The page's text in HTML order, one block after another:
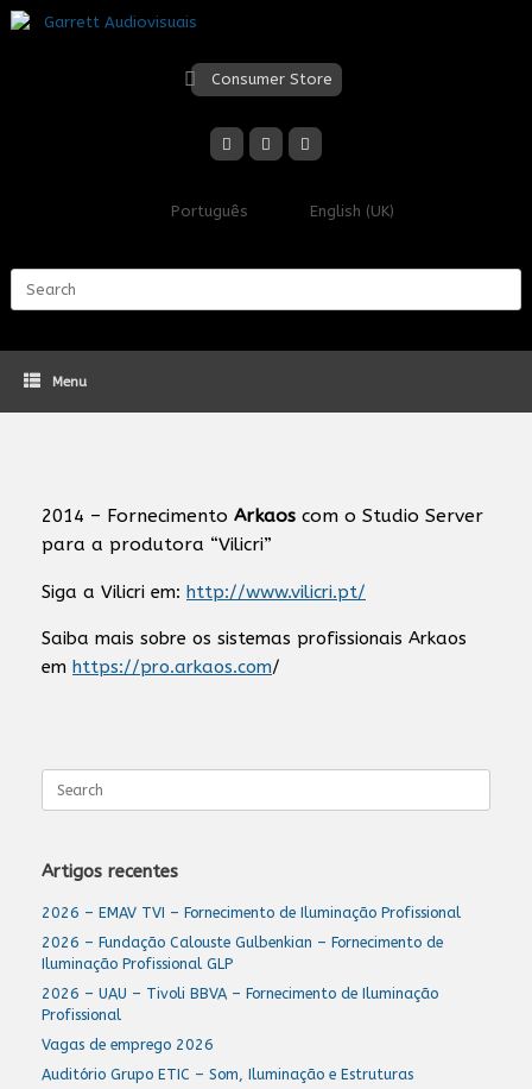
Skip
to
Consumer Store
Português English (UK)
Menu
2014 – Fornecimento Arkaos com o Studio Server
para a produtora “Vilicri”
Siga a Vilicri em: http://www.vilicri.pt/
Saiba mais sobre os sistemas profissionais Arkaos
em https://pro.arkaos.com/
Search
for:
Artigos recentes
2026 – EMAV TVI – Fornecimento de Iluminação Profissional
2026 – Fundação Calouste Gulbenkian – Fornecimento de
Iluminação Profissional GLP
2026 – UAU – Tivoli BBVA – Fornecimento de Iluminação
Profissional
Vagas de emprego 2026
Auditório Grupo ETIC – Som, Iluminação e Estruturas